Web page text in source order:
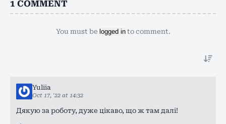
1 COMMENT
You must be logged into comment.
Yuliia
Oct 17, '22 at 14:32
Дякую за роботу, дуже цікаво, що ж там далі!